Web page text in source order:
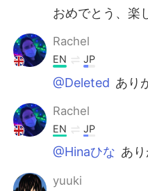
おめでとう、楽
Rachel
EN JP
@Deleted あり
Rachel
EN JP
@Hinaひな あ
yuuki